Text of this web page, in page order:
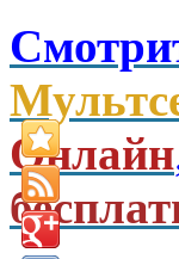
Онлайн